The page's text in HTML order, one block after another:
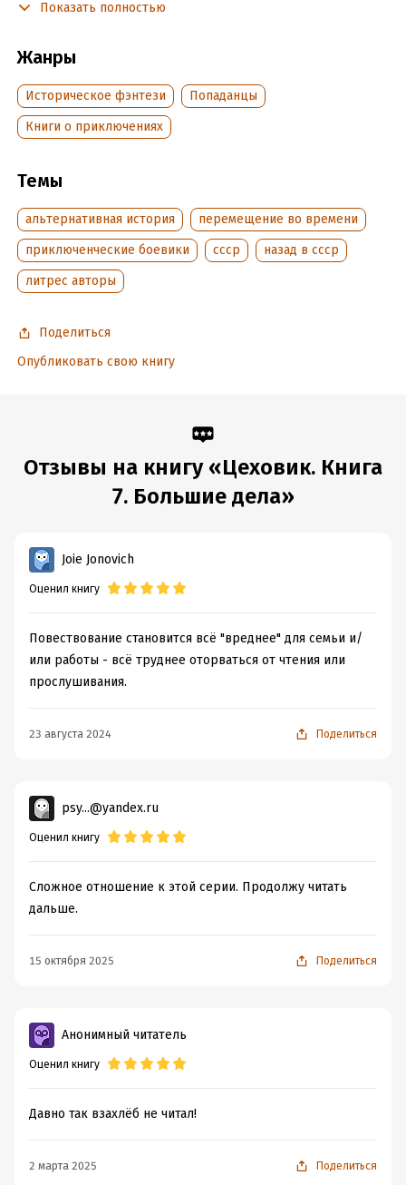
думает о своей подпольной империи
Подробная информация
Дата написания:22 мая 2024
Объем:496204
Время на чтение:
Показать полностью
Жанры
Историческое фэнтези
Попаданцы
Книги о приключениях
Темы
альтернативная история
перемещение во времени
приключенческие боевики
ссср
назад в ссср
литрес авторы
Поделиться
Опубликовать свою книгу
Отзывы на книгу «Цеховик. Книга
7. Большие дела»
Joie Jonovich
Оценил книгу
Повествование становится всё "вреднее" для семьи и/
или работы - всё труднее оторваться от чтения или
прослушивания.
23 августа 2024 Поделиться
psy...@yandex.ru
Оценил книгу
Сложное отношение к этой серии. Продолжу читать
дальше.
15 октября 2025 Поделиться
Анонимный читатель
Оценил книгу
Давно так взахлёб не читал!
2 марта 2025 Поделиться